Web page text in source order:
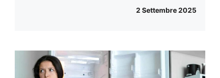
2 Settembre 2025